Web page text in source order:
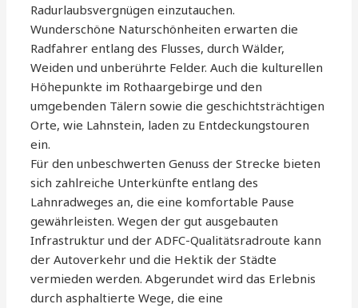
Radurlaubsvergnügen einzutauchen.
Wunderschöne Naturschönheiten erwarten die
Radfahrer entlang des Flusses, durch Wälder,
Weiden und unberührte Felder. Auch die kulturellen
Höhepunkte im Rothaargebirge und den
umgebenden Tälern sowie die geschichtsträchtigen
Orte, wie Lahnstein, laden zu Entdeckungstouren
ein.
Für den unbeschwerten Genuss der Strecke bieten
sich zahlreiche Unterkünfte entlang des
Lahnradweges an, die eine komfortable Pause
gewährleisten. Wegen der gut ausgebauten
Infrastruktur und der ADFC-Qualitätsradroute kann
der Autoverkehr und die Hektik der Städte
vermieden werden. Abgerundet wird das Erlebnis
durch asphaltierte Wege, die eine